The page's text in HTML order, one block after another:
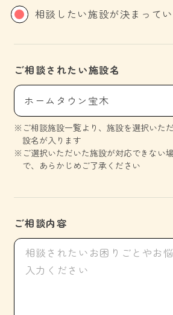
相談したい施設が決まってい
ご相談されたい施設名
ホームタウン宝木
ご相談施設一覧より、施設を選択いた
設名が入ります
ご選択いただいた施設が対応できない
で、あらかじめご了承ください
ご相談内容